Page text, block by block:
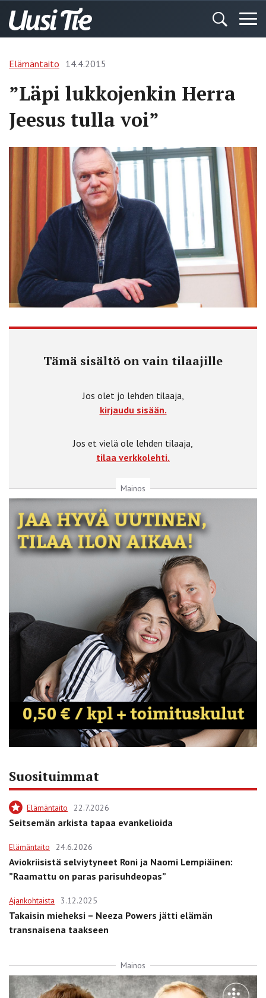
Elämäntaito 14.4.2015
”Läpi lukkojenkin Herra
Jeesus tulla voi”
Tämä sisältö on vain tilaajille
Jos olet jo lehden tilaaja,
kirjaudu sisään.
Jos et vielä ole lehden tilaaja,
tilaa verkkolehti.
Mainos
Suosituimmat
Elämäntaito 22.7.2026
Seitsemän arkista tapaa evankelioida
Elämäntaito 24.6.2026
Aviokriisistä selviytyneet Roni ja Naomi Lempiäinen:
”Raamattu on paras parisuhdeopas”
Ajankohtaista 3.12.2025
Takaisin mieheksi – Neeza Powers jätti elämän
transnaisena taakseen
Mainos